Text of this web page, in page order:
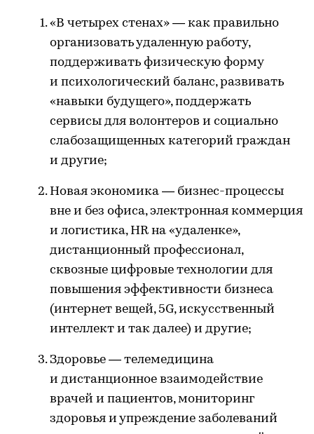
«В четырех стенах» — как правильно
организовать удаленную работу,
поддерживать физическую форму
и психологический баланс, развивать
«навыки будущего», поддержать
сервисы для волонтеров и социально
слабозащищенных категорий граждан
и другие;
Новая экономика — бизнес-процессы
вне и без офиса, электронная коммерция
и логистика, HR на «удаленке»,
дистанционный профессионал,
сквозные цифровые технологии для
повышения эффективности бизнеса
(интернет вещей, 5G, искусственный
интеллект и так далее) и другие;
Здоровье — телемедицина
и дистанционное взаимодействие
врачей и пациентов, мониторинг
здоровья и упреждение заболеваний